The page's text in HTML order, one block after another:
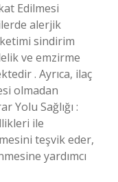
Edilmesi
alerjik
sindirim
ve emzirme
. Ayrıca, ilaç
olmadan
Yolu Sağlığı :
ile
teşvik eder,
yardımcı